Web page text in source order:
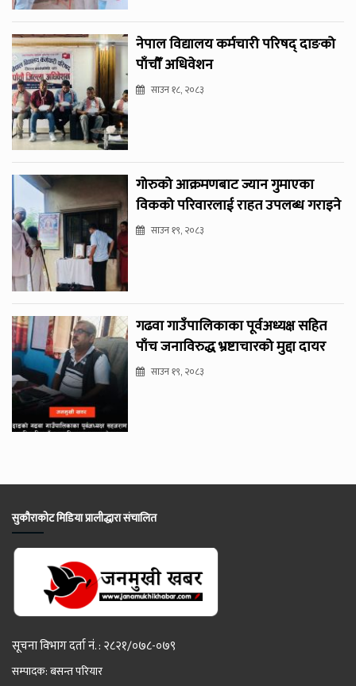
नेपाल विद्यालय कर्मचारी परिषद् दाङको
पाँचौँ अधिवेशन
साउन १८, २०८३
गोरुको आक्रमणबाट ज्यान गुमाएका
विकको परिवारलाई राहत उपलब्ध गराइने
साउन १९, २०८३
गढवा गाउँपालिकाका पूर्वअध्यक्ष सहित
पाँच जनाविरुद्ध भ्रष्टाचारको मुद्दा दायर
साउन १९, २०८३
सुकौराकोट मिडिया प्रालीद्धारा संचालित
सूचना विभाग दर्ता नं. : २८२१/०७८-०७९
सम्पादक: बसन्त परियार